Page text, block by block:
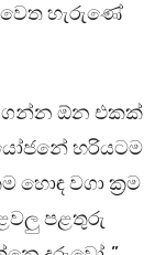
හැරුණේ
ගන්න ඕන එකක්
හරියටම
හොඳ වගා ක්‍රම
පළතුරු